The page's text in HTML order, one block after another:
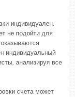
индивидуален.
не подойти для
индивидуальный
анализируя все
счета может